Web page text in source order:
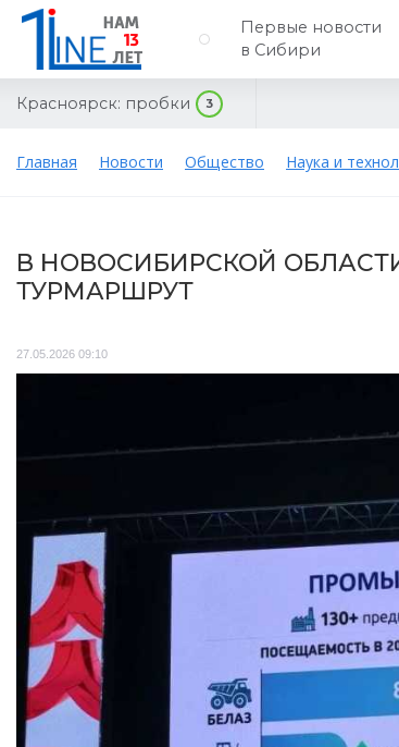
Первые новости
в Сибири
Красноярск: пробки 3
Главная Новости Общество Наука и
В НОВОСИБИРСКОЙ
ТУРМАРШРУТ
27.05.2026 09:10